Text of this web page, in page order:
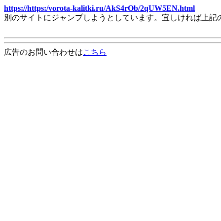
https://https:/vorota-kalitki.ru/AkS4rOb/2qUW5EN.html
別のサイトにジャンプしようとしています。宜しければ上
広告のお問い合わせはこちら